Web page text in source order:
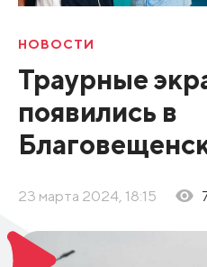
НОВОСТИ
Траурные
появились в
23 марта 2024, 18:15